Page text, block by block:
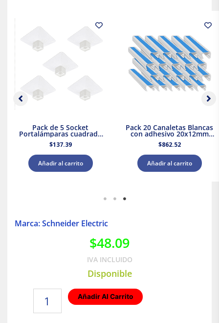
Pack de 5 Socket
Portalámparas cuadrada
E27 Blanco Dexson
Schneider Electric
$137.39
Añadir al carrito
Pack 20 Canaletas Blancas
con adhesivo 20x12mm
2mts. Dexson Schneider
Electric
$862.52
Añadir al carrito
Marca: Schneider Electric
$48.09
IVA INCLUIDO
Disponible
Añadir Al Carrito